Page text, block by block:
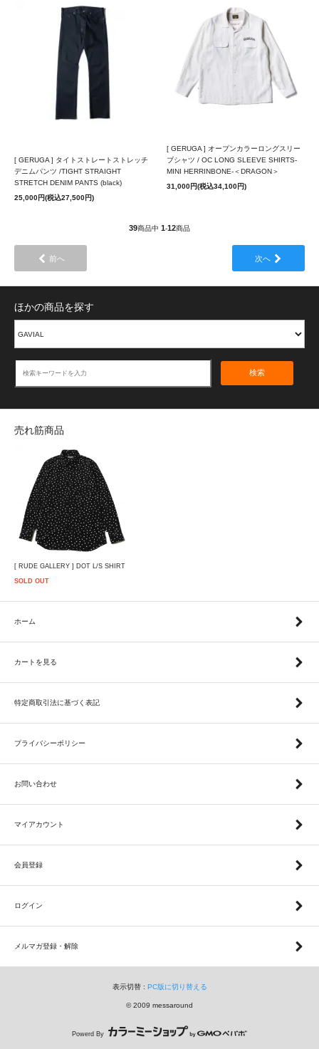
[ GERUGA ] タイトストレートストレッチ
デニムパンツ /TIGHT STRAIGHT
STRETCH DENIM PANTS (black)
25,000円(税込27,500円)
[ GERUGA ] オープンカラーロングスリー
ブシャツ / OC LONG SLEEVE SHIRTS-
MINI HERRINBONE-＜DRAGON＞
31,000円(税込34,100円)
39商品中 1-12商品
前へ 次へ
ほかの商品を探す
検索
売れ筋商品
[ RUDE GALLERY ] DOT L/S SHIRT
SOLD OUT
ホーム
カートを見る
特定商取引法に基づく表記
プライバシーポリシー
お問い合わせ
マイアカウント
会員登録
ログイン
メルマガ登録・解除
表示切替 : PC版に切り替える
© 2009 messaround
Powerd By